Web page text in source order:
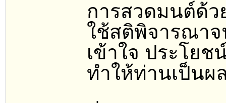
การสวดมนต์ด้ว
ใช้สติพิจารณา
เข้าใจ ประโย
ทำให้ท่านเป็นผ